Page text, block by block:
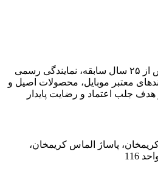
شرکت سفیران همراه با بیش از ۲۵ سال سابقه، نمایندگی رسمی
معتبر موبایل، محصولات اصیل و
جلب اعتماد و رضایت پایدار
پاساژ الماس کریمخان،
116